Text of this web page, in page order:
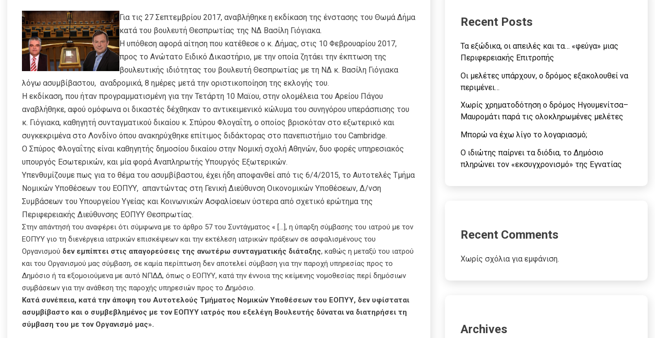
Για τις 27 Σεπτεμβρίου 2017, αναβλήθηκε η εκδίκαση της ένστασης του Θωμά Δήμα
κατά του βουλευτή Θεσπρωτίας της ΝΔ Βασίλη Γιόγιακα.
Η υπόθεση αφορά αίτηση που κατέθεσε ο κ. Δήμας, στις 10 Φεβρουαρίου 2017,
προς το Ανώτατο Ειδικό Δικαστήριο, με την οποία ζητάει την έκπτωση της
βουλευτικής ιδιότητας του βουλευτή Θεσπρωτίας με τη ΝΔ κ. Βασίλη Γιόγιακα
λόγω ασυμβίβαστου, αναδρομικά, 8 ημέρες μετά την οριστικοποίηση της εκλογής του.
Η εκδίκαση, που ήταν προγραμματισμένη για την Τετάρτη 10 Μαϊου, στην ολομέλεια του Αρείου Πάγου
αναβλήθηκε, αφού ομόφωνα οι δικαστές δέχθηκαν το αντικειμενικό κώλυμα του συνηγόρου υπεράσπισης του
κ. Γιόγιακα, καθηγητή συνταγματικού δικαίου κ. Σπύρου Φλογαΐτη, ο οποίος βρισκόταν στο εξωτερικό και
συγκεκριμένα στο Λονδίνο όπου ανακηρύχθηκε επίτιμος διδάκτορας στο πανεπιστήμιο του Cambridge.
Ο Σπύρος Φλογαΐτης είναι καθηγητής δημοσίου δικαίου στην Νομική σχολή Αθηνών, δυο φορές υπηρεσιακός
υπουργός Εσωτερικών, και μία φορά Αναπληρωτής Υπουργός Εξωτερικών.
Υπενθυμίζουμε πως για το θέμα του ασυμβίβαστου, έχει ήδη αποφανθεί από τις 6/4/2015, το Αυτοτελές Τμήμα
Νομικών Υποθέσεων του ΕΟΠΥΥ, απαντώντας στη Γενική Διεύθυνση Οικονομικών Υποθέσεων, Δ/νση
Συμβάσεων του Υπουργείου Υγείας και Κοινωνικών Ασφαλίσεων ύστερα από σχετικό ερώτημα της
Περιφερειακής Διεύθυνσης ΕΟΠΥΥ Θεσπρωτίας.
Στην απάντησή του αναφέρει ότι σύμφωνα με το άρθρο 57 του Συντάγματος « […], η ύπαρξη σύμβασης του ιατρού με τον
ΕΟΠΥΥ γιο τη διενέργεια ιατρικών επισκέψεων και την εκτέλεση ιατρικών πράξεων σε ασφαλισμένους του
Οργανισμού δεν εμπίπτει στις απαγορεύσεις της ανωτέρω συνταγματικής διάταξης, καθώς η μεταξύ του ιατρού
και του Οργανισμού μας σύμβαση, σε καμία περίπτωση δεν αποτελεί σύμβαση για την παροχή υπηρεσίας προς το
Δημόσιο ή τα εξομοιούμενα με αυτό ΝΠΔΔ, όπως ο ΕΟΠΥΥ, κατά την έννοια της κείμενης νομοθεσίας περί δημόσιων
συμβάσεων για την ανάθεση της παροχής υπηρεσιών προς το Δημόσιο.
Κατά συνέπεια, κατά την άποψη του Αυτοτελούς Τμήματος Νομικών Υποθέσεων του ΕΟΠΥΥ, δεν υφίσταται
ασυμβίβαστο και ο συμβεβλημένος με τον ΕΟΠΥΥ ιατρός που εξελέγη Βουλευτής δύναται να διατηρήσει τη
σύμβαση του με τον Οργανισμό μας».
Recent Posts
Τα εξώδικα, οι απειλές και τα… «φεύγα» μιας
Περιφερειακής Επιτροπής
Οι μελέτες υπάρχουν, ο δρόμος εξακολουθεί να
περιμένει…
Χωρίς χρηματοδότηση ο δρόμος Ηγουμενίτσα–
Μαυρομάτι παρά τις ολοκληρωμένες μελέτες
Μπορώ να έχω λίγο το λογαριασμό;
Ο ιδιώτης παίρνει τα διόδια, το Δημόσιο
πληρώνει τον «εκσυγχρονισμό» της Εγνατίας
Recent Comments
Χωρίς σχόλια για εμφάνιση.
Archives